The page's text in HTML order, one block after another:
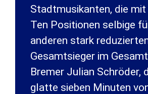
Stadtmusikanten, die mit
Ten Positionen selbige
anderen stark
Gesamtsieger im
Bremer Julian Schröder,
glatte sieben Minuten